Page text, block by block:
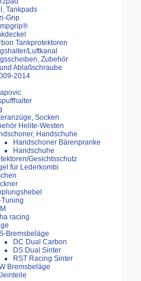
Tankpads
Grip
Tankprotektoren
Luftkanal
Zubehör
Ablaßschraube
2014
Socken
Helite-Westen
Handschuhe
Handschoner Bärenpranke
Handschuhe
Gesichtsschutz
für Lederkombi
Tuning
racing
Bremsbeläge
DC Dual Carbon
DS Dual Sinter
RST Racing Sinter
Bremsbeläge